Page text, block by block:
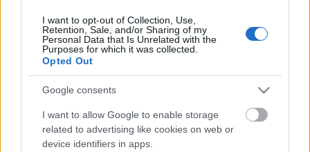
I want to opt-out of Collection, Use,
Retention, Sale, and/or Sharing of my
Personal Data that Is Unrelated with the
Purposes for which it was collected.
Opted Out
Google consents
I want to allow Google to enable storage
related to advertising like cookies on web or
device identifiers in apps.
HIRDETÉS